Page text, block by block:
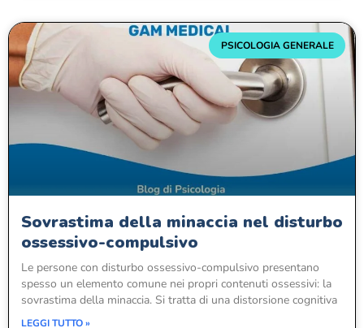
PSICOLOGIA GENERALE
Sovrastima della minaccia nel disturbo
ossessivo-compulsivo
Le persone con disturbo ossessivo-compulsivo presentano
spesso un elemento comune nei propri contenuti ossessivi: la
sovrastima della minaccia. Si tratta di una distorsione cognitiva
LEGGI TUTTO »